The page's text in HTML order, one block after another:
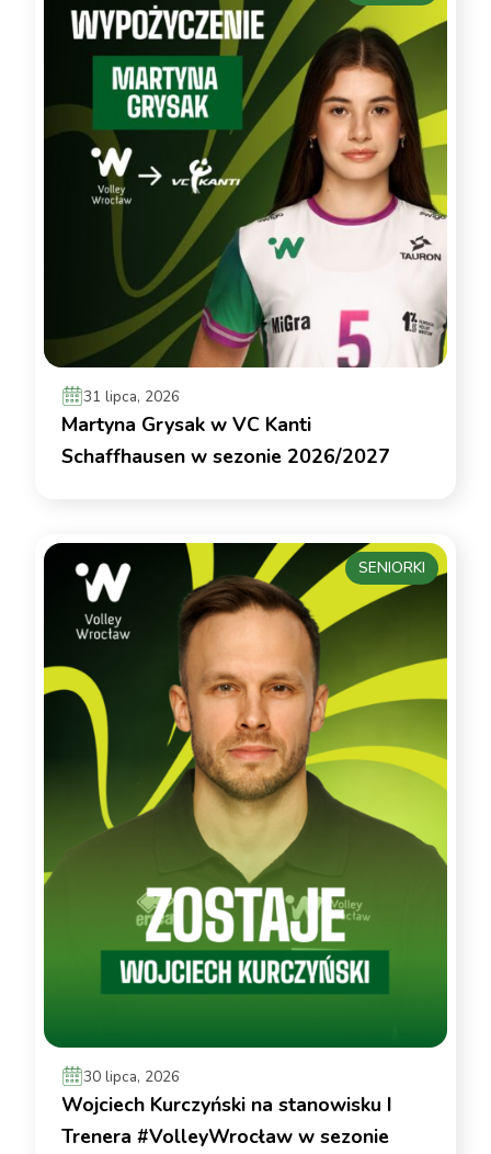
31 lipca, 2026
Martyna Grysak w VC Kanti
Schaffhausen w sezonie 2026/2027
30 lipca, 2026
Wojciech Kurczyński na stanowisku I
Trenera #VolleyWrocław w sezonie
SENIORKI